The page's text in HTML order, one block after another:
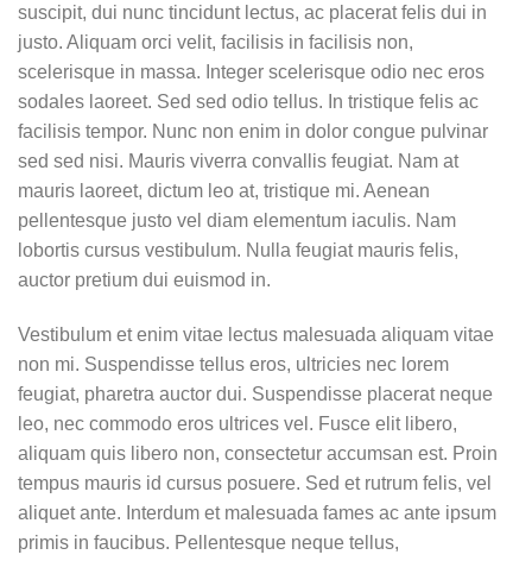
suscipit, dui nunc tincidunt lectus, ac placerat felis dui in
justo. Aliquam orci velit, facilisis in facilisis non,
scelerisque in massa. Integer scelerisque odio nec eros
sodales laoreet. Sed sed odio tellus. In tristique felis ac
facilisis tempor. Nunc non enim in dolor congue pulvinar
sed sed nisi. Mauris viverra convallis feugiat. Nam at
mauris laoreet, dictum leo at, tristique mi. Aenean
pellentesque justo vel diam elementum iaculis. Nam
lobortis cursus vestibulum. Nulla feugiat mauris felis,
auctor pretium dui euismod in.
Vestibulum et enim vitae lectus malesuada aliquam vitae
non mi. Suspendisse tellus eros, ultricies nec lorem
feugiat, pharetra auctor dui. Suspendisse placerat neque
leo, nec commodo eros ultrices vel. Fusce elit libero,
aliquam quis libero non, consectetur accumsan est. Proin
tempus mauris id cursus posuere. Sed et rutrum felis, vel
aliquet ante. Interdum et malesuada fames ac ante ipsum
primis in faucibus. Pellentesque neque tellus,